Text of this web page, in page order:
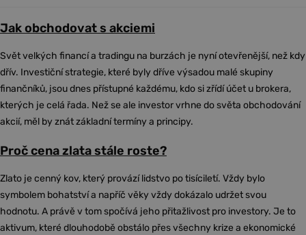
Jak obchodovat s akciemi
Svět velkých financí a tradingu na burzách je nyní otevřenější, než kdy
dřív. Investiční strategie, které byly dříve výsadou malé skupiny
finančníků, jsou dnes přístupné každému, kdo si zřídí účet u brokera,
kterých je celá řada. Než se ale investor vrhne do světa obchodování
akcií, měl by znát základní termíny a principy.
Proč cena zlata stále roste?
Zlato je cenný kov, který provází lidstvo po tisíciletí. Vždy bylo
symbolem bohatství a napříč věky vždy dokázalo udržet svou
hodnotu. A právě v tom spočívá jeho přitažlivost pro investory. Je to
aktivum, které dlouhodobě obstálo přes všechny krize a ekonomické